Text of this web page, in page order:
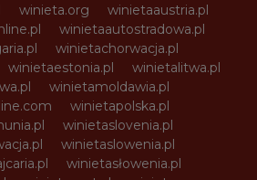
winieta.org
winietaaustria.pl
winietaautostradowa.pl
winietachorwacja.pl
winietaestonia.pl
winietalitwa.pl
winietamoldawia.pl
winietapolska.pl
winietaslovenia.pl
winietaslowenia.pl
winietasłowenia.pl